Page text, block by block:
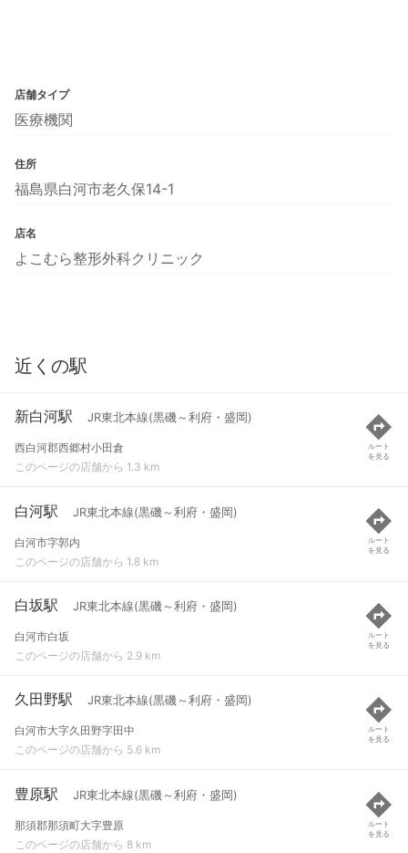
店舗タイプ
医療機関
住所
福島県白河市老久保14-1
店名
よこむら整形外科クリニック
近くの駅
新白河駅 JR東北本線(黒磯～利府・盛岡)
西白河郡西郷村小田倉
このページの店舗から 1.3 km
ルート
を見る
白河駅 JR東北本線(黒磯～利府・盛岡)
白河市字郭内
このページの店舗から 1.8 km
ルート
を見る
白坂駅 JR東北本線(黒磯～利府・盛岡)
白河市白坂
このページの店舗から 2.9 km
ルート
を見る
久田野駅 JR東北本線(黒磯～利府・盛岡)
白河市大字久田野字田中
このページの店舗から 5.6 km
ルート
を見る
豊原駅 JR東北本線(黒磯～利府・盛岡)
那須郡那須町大字豊原
このページの店舗から 8 km
ルート
を見る